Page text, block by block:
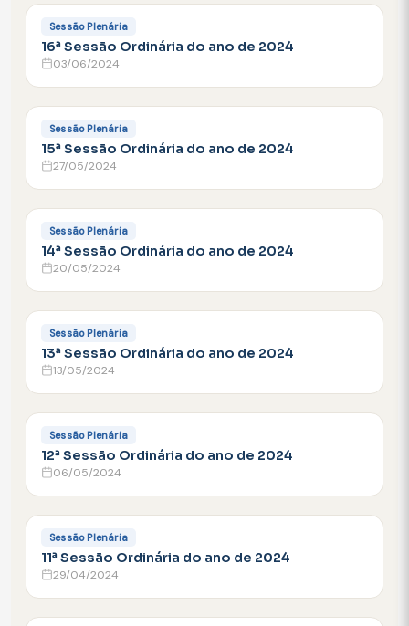
FACEBOOK
Sessão Plenária
16ª Sessão Ordinária do ano de 2024
03/06/2024
FACEBOOK
Sessão Plenária
15ª Sessão Ordinária do ano de 2024
27/05/2024
FACEBOOK
Sessão Plenária
14ª Sessão Ordinária do ano de 2024
20/05/2024
FACEBOOK
Sessão Plenária
13ª Sessão Ordinária do ano de 2024
13/05/2024
FACEBOOK
Sessão Plenária
12ª Sessão Ordinária do ano de 2024
06/05/2024
FACEBOOK
Sessão Plenária
11ª Sessão Ordinária do ano de 2024
29/04/2024